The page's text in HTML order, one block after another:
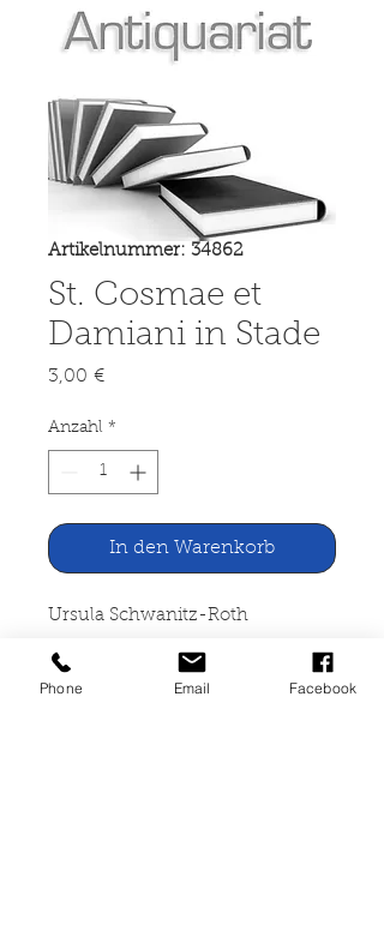
Artikelnummer: 34862
St. Cosmae et
Damiani in Stade
3,00 €Preis
Anzahl *
In den Warenkorb
Ursula Schwanitz-Roth
St. Cosmae et Damiani in Stade
Phone Email Facebook